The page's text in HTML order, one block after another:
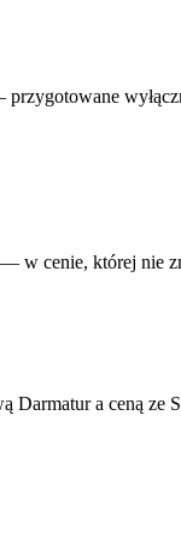
w cenie, której nie
a ceną ze